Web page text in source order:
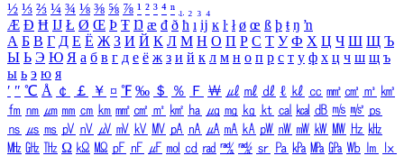
½ ⅓ ⅔ ¼ ¾ ⅛ ⅜ ⅝ ⅞ ¹ ² ³ ⁴ ⁿ ₁ ₂ ₃ ₄
Æ Ð Ħ Ĳ Ł Ø Œ Þ Ŧ Ŋ æ đ ð ħ ı ĳ ĸ ŀ ł ø œ ß þ ŧ ŋ ŉ
А Б В Г Д Е Ё Ж З И Й К Л М Н О П Р С Т У Ф Х Ц Ч Ш Щ Ъ
Ы Ь Э Ю Я а б в г д е ё ж з и й к л м н о п р с т у ф х ц ч ш щ ъ
ы ь э ю я
′ ″ ℃ Å ￠ ￡ ￥ ¤ ℉ ‰ ＄ ％ Ｆ ￦ ㎕ ㎖ ㎗ ℓ ㎘ ㏄ ㎣ ㎤ ㎥ ㎦
㎙ ㎚ ㎛ ㎜ ㎝ ㎞ ㎟ ㎠ ㎡ ㎢ ㏊ ㎍ ㎎ ㎏ ㏏ ㎈ ㎉ ㏈ ㎧ ㎨ ㎰
㎱ ㎲ ㎳ ㎴ ㎵ ㎶ ㎷ ㎸ ㎹ ㎀ ㎁ ㎂ ㎃ ㎄ ㎺ ㎻ ㎽ ㎾ ㎿ ㎐ ㎑
㎒ ㎓ ㎔ Ω ㏀ ㏁ ㎊ ㎋ ㎌ ㏖ ㏅ ㎭ ㎮ ㎯ ㏛ ㎩ ㎪ ㎫ ㎬ ㏝ ㏐
㏓